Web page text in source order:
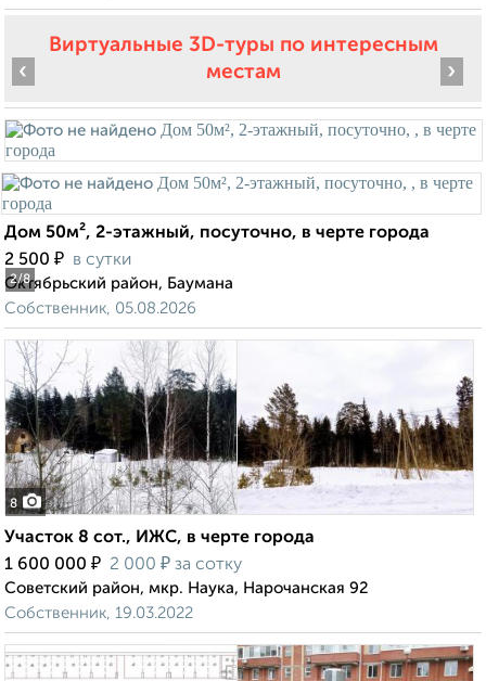
Виртуальные 3D-туры по интересным
местам
2/8
‹ ›
Дом 50м², 2-этажный, посуточно, в черте города
2 500 ₽ в сутки
Октябрьский район, Баумана
Собственник, 05.08.2026
8
Участок 8 сот., ИЖС, в черте города
1 600 000 ₽ 2 000 ₽ за сотку
Советский район, мкр. Наука, Нарочанская 92
Собственник, 19.03.2022